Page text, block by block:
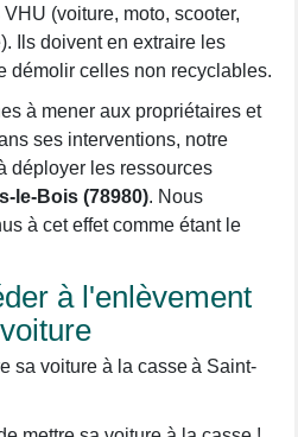
(voiture, moto, scooter,
Ils doivent en extraire les
démolir celles non recyclables.
à mener aux propriétaires et
ses interventions, notre
déployer les ressources
le-Bois (78980). Nous
à cet effet comme étant le
à l'enlèvement
sa voiture à la casse à Saint-